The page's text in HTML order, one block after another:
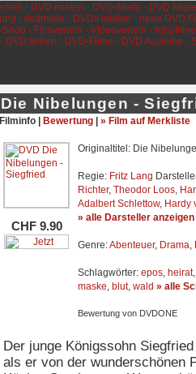
Die Nibelungen -
Filminfo | Bewertung » Film auf Merkliste
CHF 9.90
Originaltitel: Die
Regie: Fritz Lang
Richter, Theodor Loos,
Adalbert Schlettow, Hardy
» alle Darsteller anzeigen
Genre:Abenteuer, Drama,
Schlagwörter: epos, heirat
maske, blut, wald » alle
Bewertung von DVDONE
Der junge Königssohn
als er von der wunderschönen